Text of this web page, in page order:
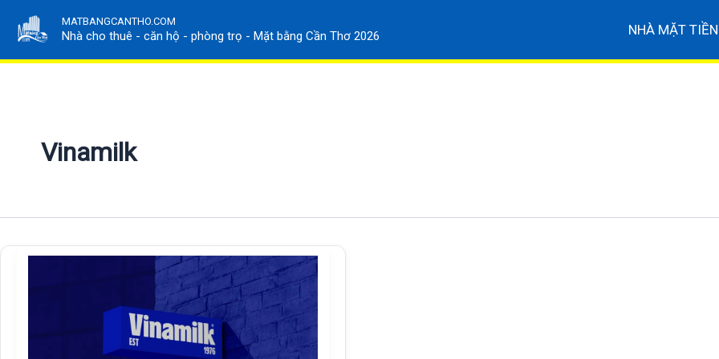
nội
MATBANGCANTHO.COM
Nhà cho thuê - căn hộ - phòng trọ - Mặt bằng Cần Thơ 2026 NHÀ MẶT TIỀN
Vinamilk